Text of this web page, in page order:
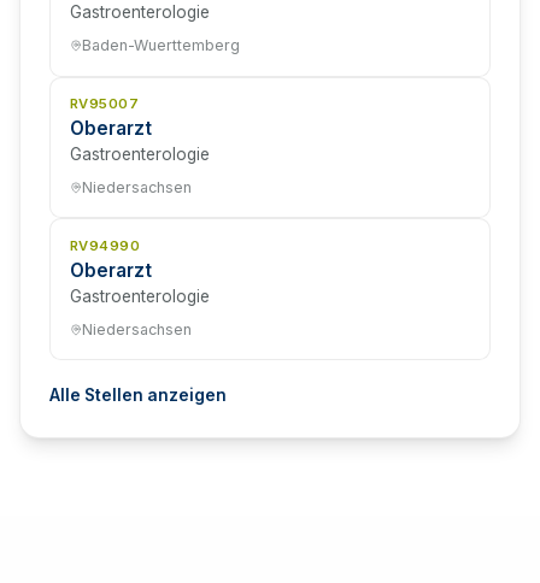
Gastroenterologie
Baden-Wuerttemberg
RV95007
Oberarzt
Gastroenterologie
Niedersachsen
RV94990
Oberarzt
Gastroenterologie
Niedersachsen
Alle Stellen anzeigen